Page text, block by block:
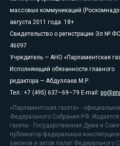
массовых коммуникаций
августа 2011 года. 18+
Свидетельство о регистрации Эл №
46097
Учредитель — АНО «Парламентская
Исполняющий обязанности главного
редактора — Абдуллаев М.Р.
Тел.: +7 (495) 637–69–79 E-mail:
«Парламентская газета» -
Федерального Собрания РФ.
газеты - Государственная Дума и
публикатор федеральных
законов и актов палат Федерального